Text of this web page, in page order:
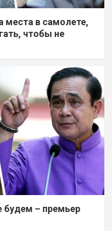
места в самолете,
чтобы не
– премьер